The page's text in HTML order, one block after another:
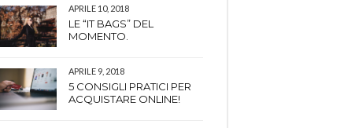
APRILE 10, 2018
LE “IT BAGS” DEL
MOMENTO.
APRILE 9, 2018
5 CONSIGLI PRATICI PER
ACQUISTARE ONLINE!